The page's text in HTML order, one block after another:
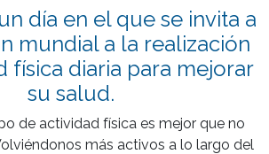
día en el que se invita a
mundial a la realización
física diaria para mejorar
su salud.
de actividad física es mejor que no
más activos a lo largo del